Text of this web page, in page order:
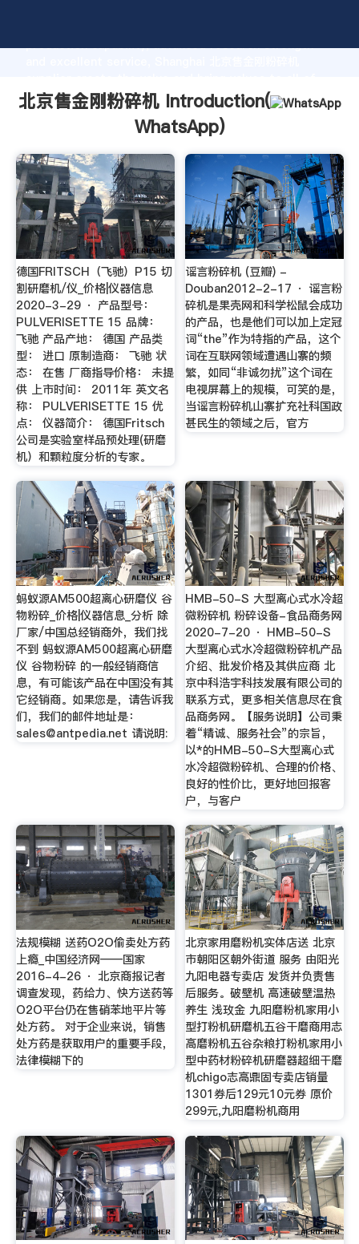
production capability, advanced research strength
customers.
北京售金刚粉碎机 Introduction(
WhatsApp)
德国FRITSCH（飞驰）P15 切
割研磨机/仪_价格|仪器信息
2020-3-29 · 产品型号：
PULVERISETTE 15 品牌：
飞驰 产品产地： 德国 产品类
型： 进口 原制造商： 飞驰 状
态： 在售 厂商指导价格： 未提
供 上市时间： 2011年 英文名
称： PULVERISETTE 15 优
点： 仪器简介： 德国Fritsch
公司是实验室样品预处理(研磨
机）和颗粒度分析的专家。
谣言粉碎机 (豆瓣) -
Douban2012-2-17 · 谣言粉
碎机是果壳网和科学松鼠会成功
的产品，也是他们可以加上定冠
词“the”作为特指的产品，这个
词在互联网领域遭遇山寨的频
繁，如同“非诚勿扰”这个词在
电视屏幕上的规模，可笑的是，
当谣言粉碎机山寨扩充社科国政
甚民生的领域之后，官方
蚂蚁源AM500超离心研磨仪 谷
物粉碎_价格|仪器信息_分析 除
厂家/中国总经销商外，我们找
不到 蚂蚁源AM500超离心研磨
仪 谷物粉碎 的一般经销商信
息，有可能该产品在中国没有其
它经销商。如果您是，请告诉我
们，我们的邮件地址是：
sales@antpedia.net 请说明:
HMB-50-S 大型离心式水冷超
微粉碎机 粉碎设备-食品商务网
2020-7-20 · HMB-50-S
大型离心式水冷超微粉碎机产品
介绍、批发价格及其供应商 北
京中科浩宇科技发展有限公司的
联系方式，更多相关信息尽在食
品商务网。【服务说明】公司秉
着“精诚、服务社会”的宗旨，
以*的HMB-50-S大型离心式
水冷超微粉碎机、合理的价格、
良好的性价比，更好地回报客
户，与客户
法规模糊 送药O2O偷卖处方药
上瘾_中国经济网——国家
2016-4-26 · 北京商报记者
调查发现，药给力、快方送药等
O2O平台仍在售硝苯地平片等
处方药。 对于企业来说，销售
处方药是获取用户的重要手段，
法律模糊下的
北京家用磨粉机实体店送 北京
市朝阳区朝外街道 服务 由阳光
九阳电器专卖店 发货并负责售
后服务。破壁机 高速破壁温热
养生 浅玫金 九阳磨粉机家用小
型打粉机研磨机五谷干磨商用志
高磨粉机五谷杂粮打粉机家用小
型中药材粉碎机研磨器超细干磨
机chigo志高鼎固专卖店销量
1301券后129元10元券 原价
299元,九阳磨粉机商用